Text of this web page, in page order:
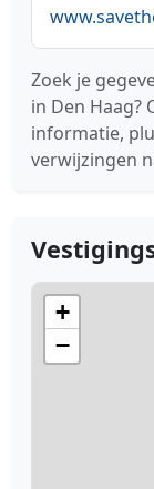
Zoek je
in Den Haag?
informatie,
verwijzingen
+
−